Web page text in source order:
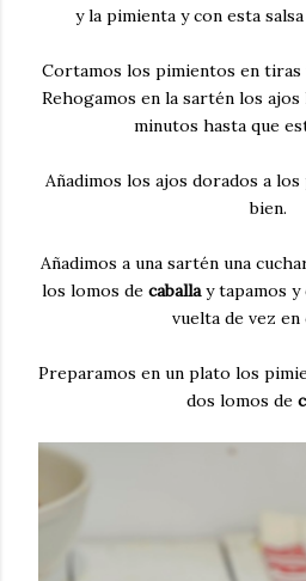
y la pimienta y con esta
Cortamos los pimientos en tiras
Rehogamos en la sartén los
minutos hasta que
Añadimos los ajos dorados a
bien.
Añadimos a una sartén una
los lomos de caballay tapamos y
vuelta de vez en
Preparamos en un plato los
dos lomos de